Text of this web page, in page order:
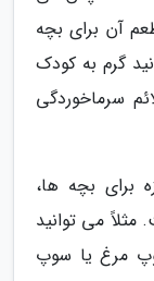
آن برای بچه
گرم به کودک
سرماخوردگی
برای بچه ها،
می توانید
مرغ یا سوپ